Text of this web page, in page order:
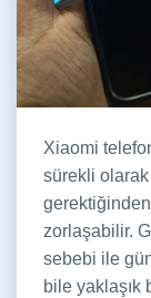
Xiaomi
sürekli olarak
zorlaşabilir.
sebebi ile
bile yaklaşık